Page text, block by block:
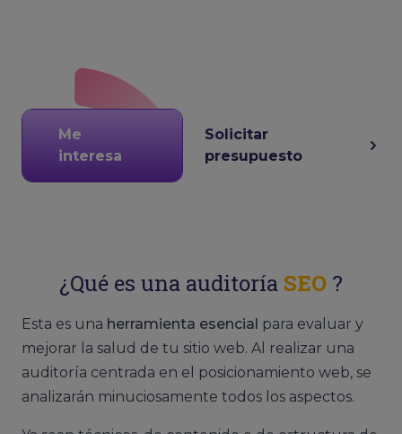
Me
interesa
Solicitar
presupuesto
¿Qué es una auditoría SEO ?
Esta es una herramienta esencial para evaluar y
mejorar la salud de tu sitio web. Al realizar una
auditoría centrada en el posicionamiento web, se
analizarán minuciosamente todos los aspectos.